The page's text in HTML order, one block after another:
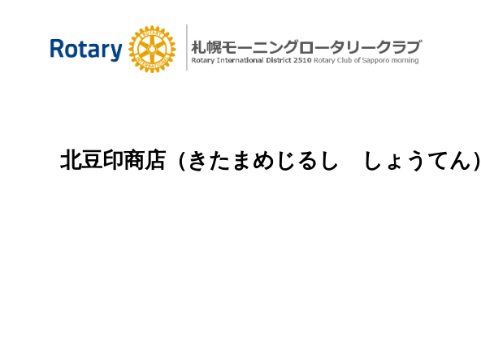
北豆印商店（きたまめじるし しょうてん）